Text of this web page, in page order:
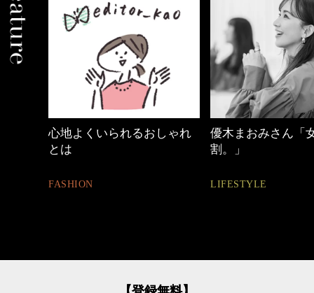
心地よくいられるおしゃれ
とは
FASHION
優木まおみさん「
割。」
LIFESTYLE